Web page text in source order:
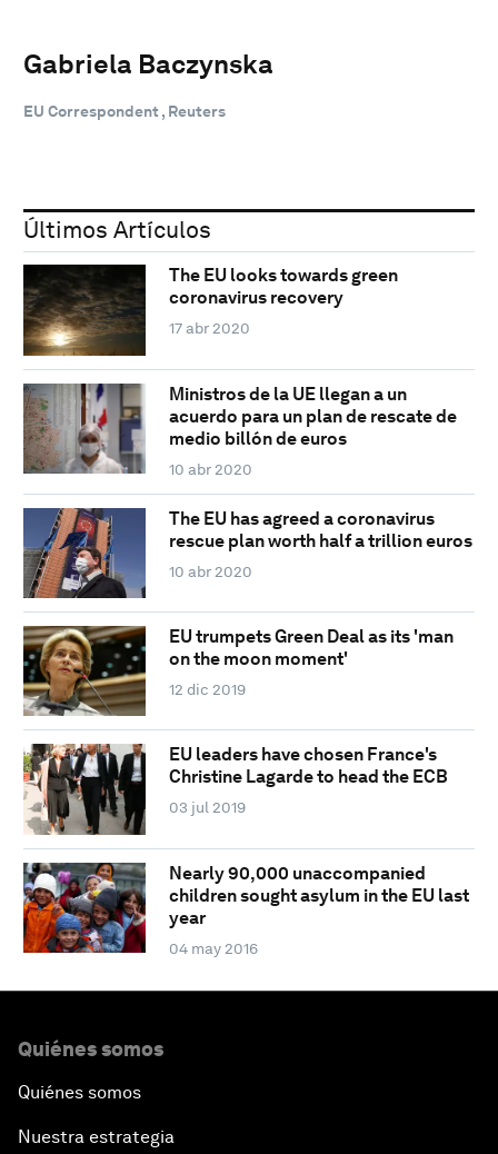
Gabriela Baczynska
EU Correspondent , Reuters
Últimos Artículos
The EU looks towards green
coronavirus recovery
17 abr 2020
Ministros de la UE llegan a un
acuerdo para un plan de rescate de
medio billón de euros
10 abr 2020
The EU has agreed a coronavirus
rescue plan worth half a trillion euros
10 abr 2020
EU trumpets Green Deal as its 'man
on the moon moment'
12 dic 2019
EU leaders have chosen France's
Christine Lagarde to head the ECB
03 jul 2019
Nearly 90,000 unaccompanied
children sought asylum in the EU last
year
04 may 2016
Quiénes somos
Quiénes somos
Nuestra estrategia